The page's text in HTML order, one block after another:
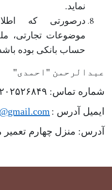
نماید.
درصورتی که
موضوعات تجارتی،
حساب بانکی بوده
عبدالرحمن " احمدی"
شماره تماس: ۰۲۰۲۵۲۶۸۴۹
ایمیل آدرس :
آدرس: منزل چهارم